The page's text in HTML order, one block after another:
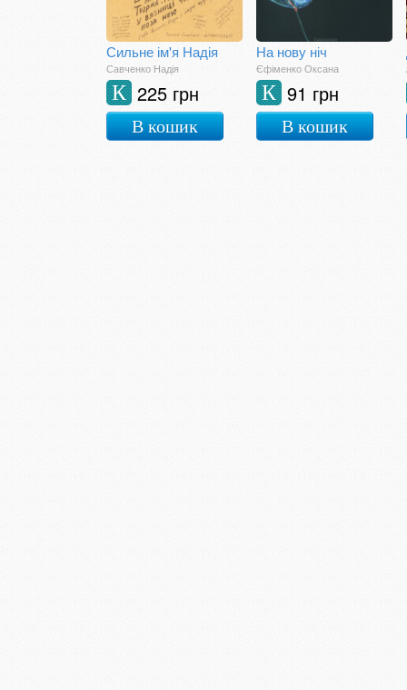
Сильне ім'я Надія
Савченко Надія
225 грн
К
В кошик
На нову ніч
Єфіменко Оксана
91 грн
К
В кошик